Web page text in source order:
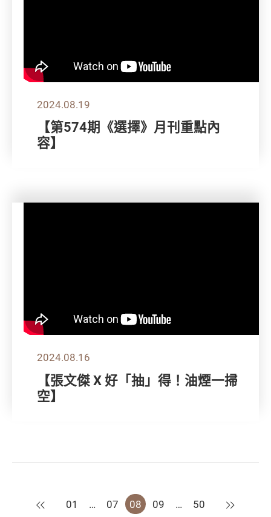
2024.08.19
【第574期《選擇》月刊重點內
容】
2024.08.16
【張文傑 X 好「抽」得！油煙一掃
空】
上一頁
01 … 07 08 09 … 50 下一頁